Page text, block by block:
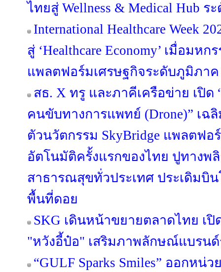
ไทยสู่ Wellness & Medical Hub ร
International Healthcare Week
สู่ ‘Healthcare Economy’ เมื่อมห
แพลตฟอร์มเศรษฐกิจระดับภูมิภาค
สธ. X ทรู และภาคีเครือข่าย เปิ
คนขับทางการแพทย์ (Drone)” เฉ
ตัวนวัตกรรม SkyBridge แพลตฟอ
อัตโนมัติครั้งแรกของไทย ปูทางพ
สาธารณสุขทั่วประเทศ ประเดิมบิ
พื้นที่ดอย
SKG เดินหน้าขยายตลาดไทย เปิ
"หวังอี้ป๋อ" เสริมภาพลักษณ์แบรนด์
“GULF Sparks Smiles” ออกห